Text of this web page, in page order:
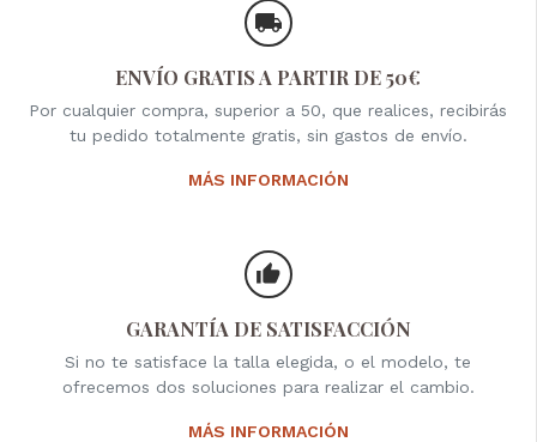
ENVÍO GRATIS A PARTIR DE 50€
Por cualquier compra, superior a 50, que realices, recibirás
tu pedido totalmente gratis, sin gastos de envío.
MÁS INFORMACIÓN
GARANTÍA DE SATISFACCIÓN
Si no te satisface la talla elegida, o el modelo, te
ofrecemos dos soluciones para realizar el cambio.
MÁS INFORMACIÓN